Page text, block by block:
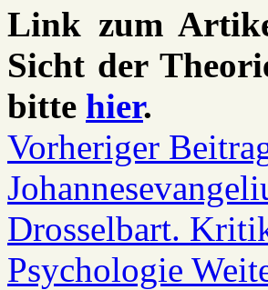
Link zum
Sicht der
bitte hier.
Vorheriger
Drosselbart.
Psychologie